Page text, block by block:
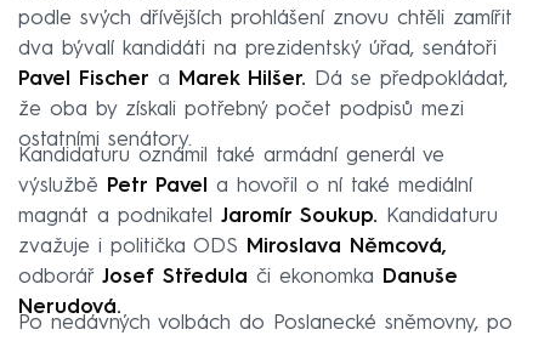
podle svých dřívějších prohlášení znovu chtěli zamířit
dva bývalí kandidáti na prezidentský úřad, senátoři
Pavel Fischer a Marek Hilšer. Dá se předpokládat,
že oba by získali potřebný počet podpisů mezi
ostatními senátory.
Kandidaturu oznámil také armádní generál ve
výslužbě
Petr Pavel
a hovořil o ní také mediální
magnát a podnikatel Jaromír Soukup. Kandidaturu
zvažuje i politička ODS
Miroslava Němcová,
odborář Josef Středula či ekonomka
Danuše
Nerudová.
Po nedávných volbách do Poslanecké sněmovny, po